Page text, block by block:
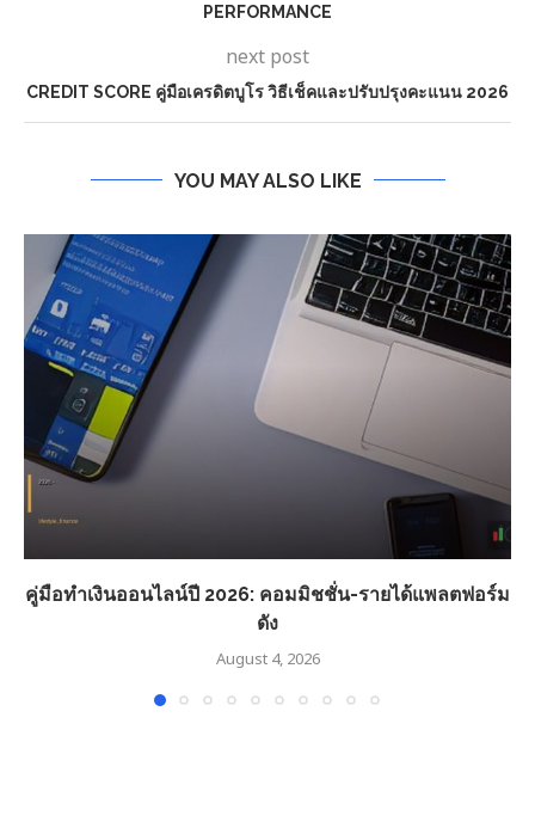
PERFORMANCE
next post
CREDIT SCORE คู่มือเครดิตบูโร วิธีเช็คและปรับปรุงคะแนน 2026
YOU MAY ALSO LIKE
คู่มือทำเงินออนไลน์ปี 2026: คอมมิชชั่น-รายได้แพลตฟอร์ม
ดัง
August 4, 2026